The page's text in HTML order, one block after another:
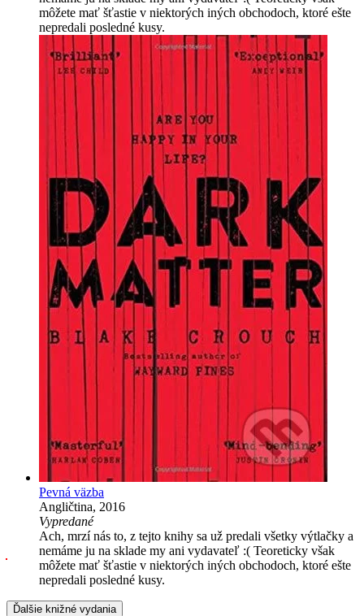
môžete mať šťastie v niektorých iných obchodoch, ktoré ešte
nepredali posledné kusy.
Pevná väzba
Angličtina, 2016
Vypredané
Ach, mrzí nás to, z tejto knihy sa už predali všetky výtlačky a
nemáme ju na sklade my ani vydavateľ :( Teoreticky však
môžete mať šťastie v niektorých iných obchodoch, ktoré ešte
nepredali posledné kusy.
Ďalšie knižné vydania